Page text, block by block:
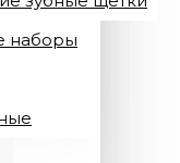
наборы